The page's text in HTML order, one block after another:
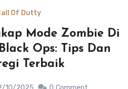
Of Dutty
Mode Zombie Di
Ops: Tips Dan
Terbaik